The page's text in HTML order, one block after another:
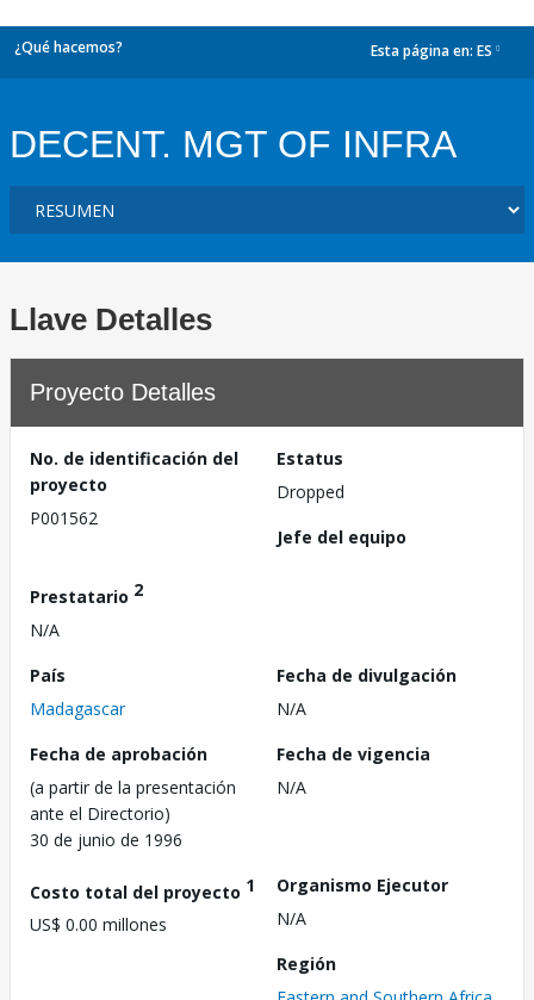
¿Qué hacemos? Esta página en: ES
DECENT. MGT OF INFRA
Llave Detalles
Proyecto Detalles
No. de identificación del
proyecto
P001562
Estatus
Dropped
Jefe del equipo
Prestatario 2
N/A
País
Madagascar
Fecha de divulgación
N/A
Fecha de aprobación
(a partir de la presentación
ante el Directorio)
30 de junio de 1996
Fecha de vigencia
N/A
Costo total del proyecto 1
US$ 0.00 millones
Organismo Ejecutor
N/A
Región